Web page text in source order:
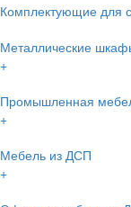
Комплектующие для
Металлические
+
Промышленная
+
Мебель из ДСП
+